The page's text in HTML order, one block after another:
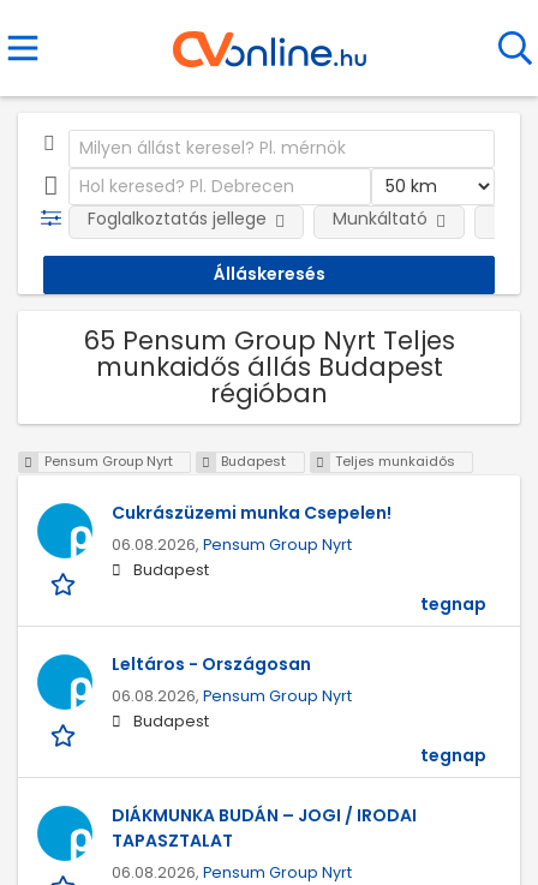
Foglalkoztatás jellege Munkáltató
65 Pensum Group Nyrt Teljes
munkaidős állás Budapest
régióban
Pensum Group Nyrt Budapest Teljes munkaidős
Cukrászüzemi munka Csepelen!
06.08.2026, Pensum Group Nyrt
Budapest
tegnap
Leltáros - Országosan
06.08.2026, Pensum Group Nyrt
Budapest
tegnap
DIÁKMUNKA BUDÁN – JOGI / IRODAI
TAPASZTALAT
06.08.2026, Pensum Group Nyrt